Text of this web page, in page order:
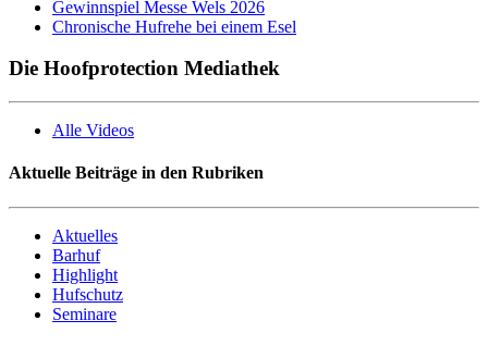
Gewinnspiel Messe Wels 2026
Chronische Hufrehe bei einem Esel
Die Hoofprotection Mediathek
Alle Videos
Aktuelle Beiträge in den Rubriken
Aktuelles
Barhuf
Highlight
Hufschutz
Seminare